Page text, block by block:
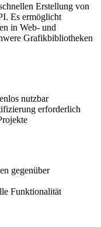
Erstellung von
Es ermöglicht
in Web- und
Grafikbibliotheken
nutzbar
erforderlich
gegenüber
Funktionalität